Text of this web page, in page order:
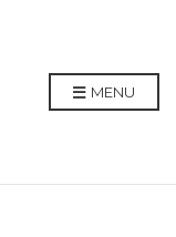
MENU